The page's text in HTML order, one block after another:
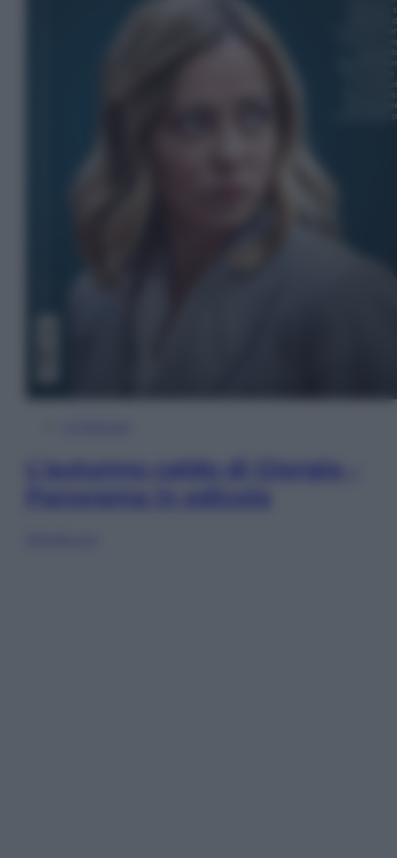
L’autunno caldo di Giorgia –